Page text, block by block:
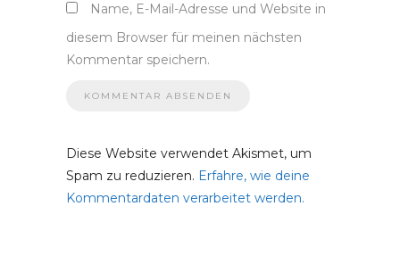
Name, E-Mail-Adresse und Website in
diesem Browser für meinen nächsten
Kommentar speichern.
Diese Website verwendet Akismet, um
Spam zu reduzieren. Erfahre, wie deine
Kommentardaten verarbeitet werden.